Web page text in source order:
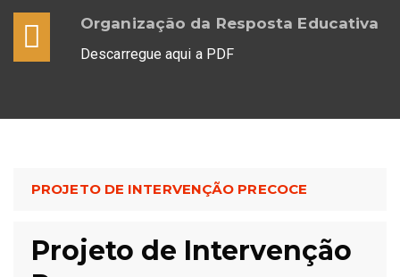
Organização da Resposta Educativa
Descarregue aqui a PDF
PROJETO DE INTERVENÇÃO PRECOCE
Projeto de Intervenção